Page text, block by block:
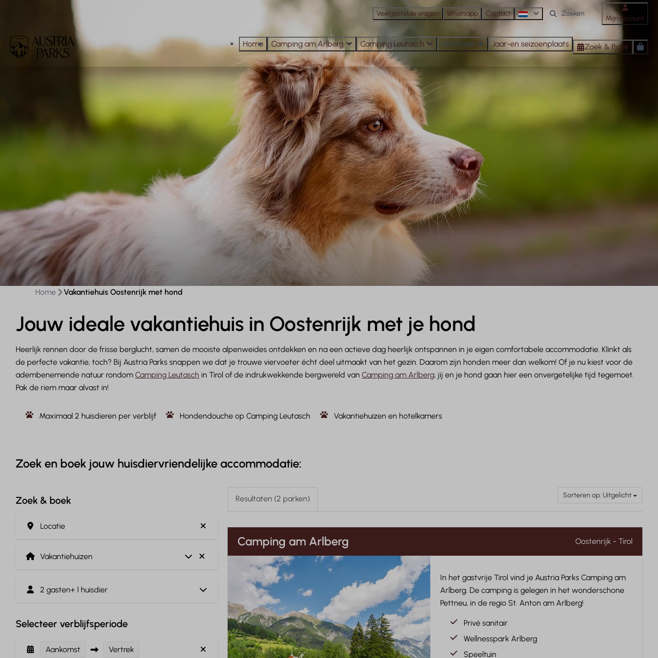
Veelgestelde vragen Whatsapp Contact
Mijn Account
Home Camping am Arlberg Camping Leutasch Verblijven Jaar-en seizoenplaats Zoek & Boek
Home Vakantiehuis Oostenrijk met hond
Jouw ideale vakantiehuis in Oostenrijk met je hond
Heerlijk rennen door de frisse berglucht, samen de mooiste alpenweides ontdekken en na een actieve dag heerlijk ontspannen in je eigen comfortabele accommodatie. Klinkt als
de perfecte vakantie, toch? Bij Austria Parks snappen we dat je trouwe viervoeter écht deel uitmaakt van het gezin. Daarom zijn honden meer dan welkom! Of je nu kiest voor de
adembenemende natuur rondomCamping Leutasch in Tirol of de indrukwekkende bergwereld vanCamping am Arlberg; jij en je hond gaan hier een onvergetelijke tijd tegemoet.
Pak de riem maar alvast in!
Maximaal 2 huisdieren per verblijf Hondendouche op Camping Leutasch Vakantiehuizen en hotelkamers
Zoek en boek jouw huisdiervriendelijke accommodatie:
Zoek & boek
Locatie
2 gasten+ 1 huisdier
Selecteer verblijfsperiode
Aankomst Vertrek
Sorteren op: Uitgelicht
Resultaten (2 parken)
Camping am Arlberg Oostenrijk - Tirol
In het gastvrije Tirol vind je Austria Parks Camping am
Arlberg. De camping is gelegen in het wonderschone
Pettneu, in de regio St. Anton am Arlberg!
Privé sanitair
Wellnesspark Arlberg
Speeltuin